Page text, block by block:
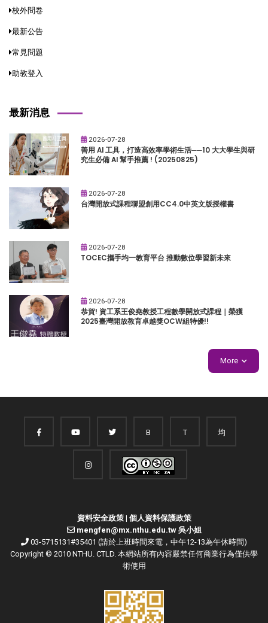
校外問卷
最新公告
常見問題
助教登入
最新消息
2026-07-28
善用 AI 工具，打造高效率學術生活──10 大大學生與研
究生必備 AI 幫手推薦 ! (20250825)
2026-07-28
台灣開放式課程聯盟創用CC4.0中英文版授權書
2026-07-28
TOCEC攜手均一教育平台 推動數位學習新未來
2026-07-28
恭賀! 資工系王俊堯教授工程數學開放式課程｜榮獲
2025臺灣開放教育卓越獎OCW組特優!!
More
B T 均
資料安全政策| 個人資料保護政策
mengfen@mx.nthu.edu.tw 吳小姐
03-5715131#35401 (請於上班時間來電，中午12-13為午休時間)
Copyright © 2010 NTHU. CTLD. 本網站所有內容嚴禁任何商業行為僅供學
術使用